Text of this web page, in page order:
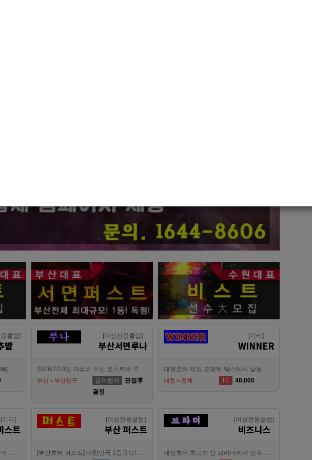
클럽]
밭
강북호빠 1등 수유 남자도우미(호빠) 고추밭에서 선수 구합니다
[여성전용클럽]
부산서면루나
2026/7/10일 가성비 부산 호스트빠 루나에서 식구 구합니다
부산 > 부산진구 급여협의
면접후
결정
[기타]
WINNER
대전호빠 제일 오래된 박스에서 남보도, 호빠알바를 모집합니다
대전 > 전체 TC 40,000
[기타]
스트
수원호빠 비스트 인증업소에서 알바 선수 구인합니다
[여성전용클럽]
부산 퍼스트
[부산호빠 퍼스트] 대한민국 1등규모! 서면호빠 12년째 독점! (구. 헤라,늑대,썸,버드)
[여성전용클럽]
비즈니스
대전호빠 최고의 팀 브라더에서 선수 추가모집합니다!